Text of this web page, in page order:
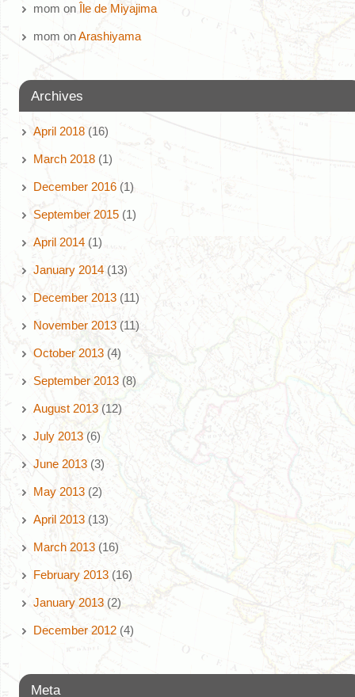
mom on Île de Miyajima
mom onArashiyama
Archives
April 2018(16)
March 2018(1)
December 2016(1)
September 2015(1)
April 2014(1)
January 2014(13)
December 2013(11)
November 2013(11)
October 2013(4)
September 2013(8)
August 2013(12)
July 2013(6)
June 2013(3)
May 2013(2)
April 2013(13)
March 2013(16)
February 2013(16)
January 2013(2)
December 2012(4)
Meta